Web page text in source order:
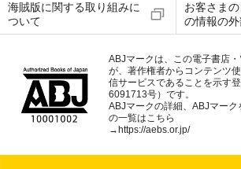
海賊版に関する取り組みに
ついて
お客さま
の情報の
ABJマークは、この電子書店
が、著作権者からコンテンツ
信サービスであることを示す
6091713号）です。
ABJマークの詳細、ABJマー
の一覧はこちら
→ https://aebs.or.jp/